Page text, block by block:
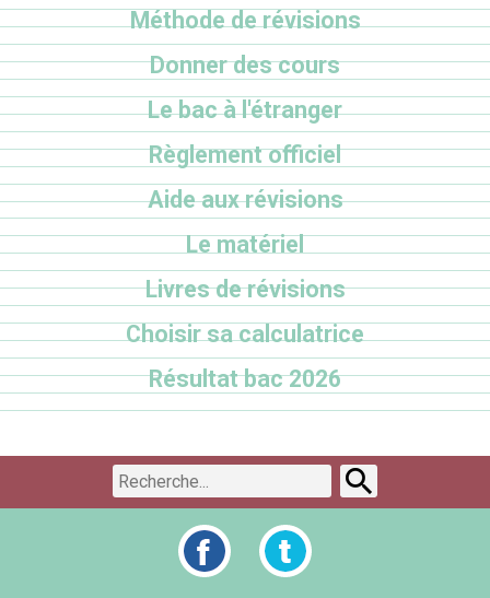
Méthode de révisions
Donner des cours
Le bac à l'étranger
Règlement officiel
Aide aux révisions
Le matériel
Livres de révisions
Choisir sa calculatrice
Résultat bac 2026